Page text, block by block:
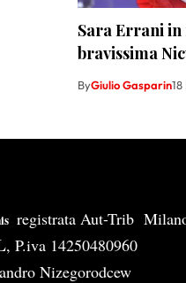
Sara Errani
bravissima
ByGiulio Gasparin
registrata Aut-Trib
, P.iva 14250480960
Nizegorodcew